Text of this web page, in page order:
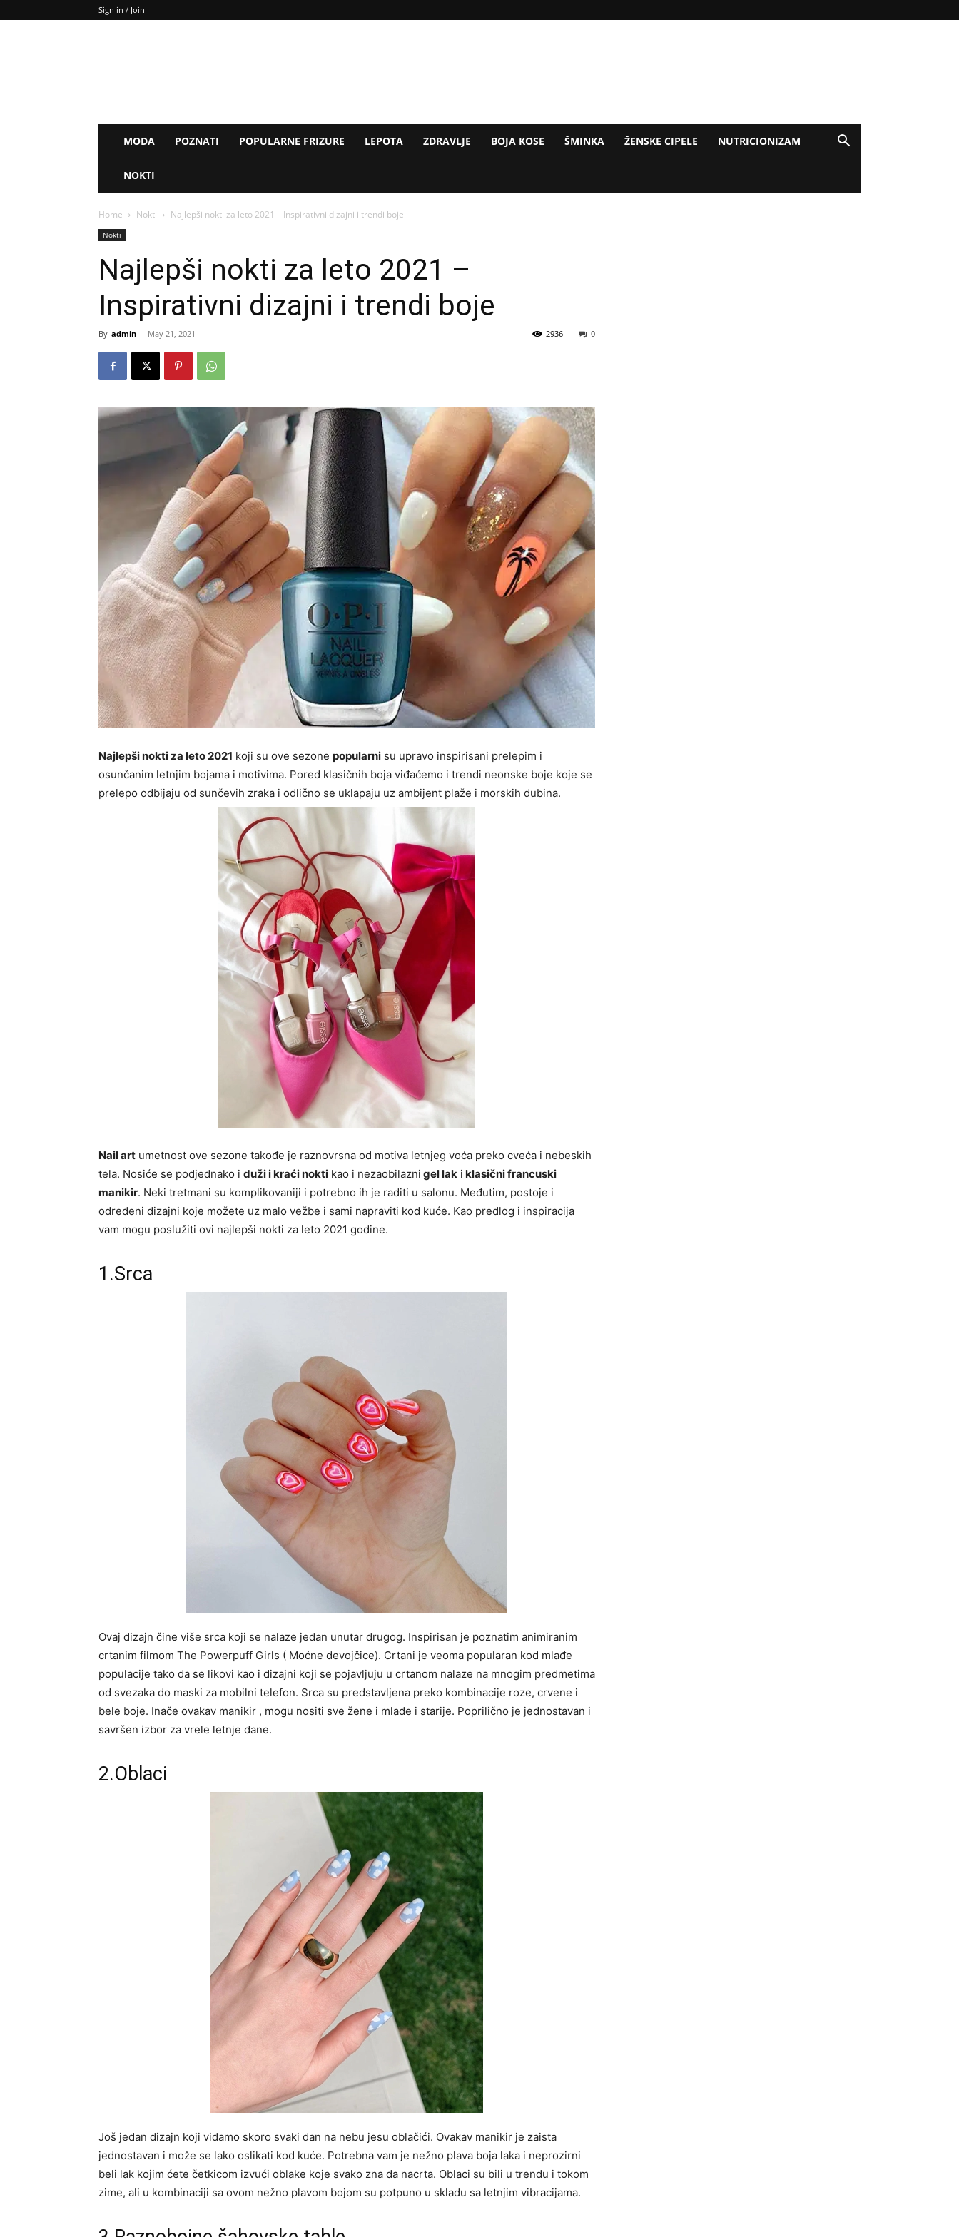
Sign in / Join
MODA POZNATI POPULARNE FRIZURE LEPOTA ZDRAVLJE BOJA KOSE ŠMINKA ŽENSKE CIPELE NUTRICIONIZAM
NOKTI
Home Nokti Najlepši nokti za leto 2021 – Inspirativni dizajni i trendi boje
Nokti
Najlepši nokti za leto 2021 –
Inspirativni dizajni i trendi boje
By admin - May 21, 2021 0
2936
Najlepši nokti za leto 2021 koji su ove sezone popularni su upravo inspirisani prelepim i
osunčanim letnjim bojama i motivima. Pored klasičnih boja viđaćemo i trendi neonske boje koje se
prelepo odbijaju od sunčevih zraka i odlično se uklapaju uz ambijent plaže i morskih dubina.
Nail art umetnost ove sezone takođe je raznovrsna od motiva letnjeg voća preko cveća i nebeskih
tela. Nosiće se podjednako i duži i kraći nokti kao i nezaobilazni gel lak i klasični francuski
manikir. Neki tretmani su komplikovaniji i potrebno ih je raditi u salonu. Međutim, postoje i
određeni dizajni koje možete uz malo vežbe i sami napraviti kod kuće. Kao predlog i inspiracija
vam mogu poslužiti ovi najlepši nokti za leto 2021 godine.
1.Srca
Ovaj dizajn čine više srca koji se nalaze jedan unutar drugog. Inspirisan je poznatim animiranim
crtanim filmom The Powerpuff Girls ( Moćne devojčice). Crtani je veoma popularan kod mlađe
populacije tako da se likovi kao i dizajni koji se pojavljuju u crtanom nalaze na mnogim predmetima
od svezaka do maski za mobilni telefon. Srca su predstavljena preko kombinacije roze, crvene i
bele boje. Inače ovakav manikir , mogu nositi sve žene i mlađe i starije. Poprilično je jednostavan i
savršen izbor za vrele letnje dane.
2.Oblaci
Još jedan dizajn koji viđamo skoro svaki dan na nebu jesu oblačići. Ovakav manikir je zaista
jednostavan i može se lako oslikati kod kuće. Potrebna vam je nežno plava boja laka i neprozirni
beli lak kojim ćete četkicom izvući oblake koje svako zna da nacrta. Oblaci su bili u trendu i tokom
zime, ali u kombinaciji sa ovom nežno plavom bojom su potpuno u skladu sa letnjim vibracijama.